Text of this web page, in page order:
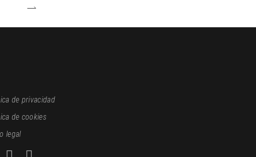
de privacidad
de cookies
legal